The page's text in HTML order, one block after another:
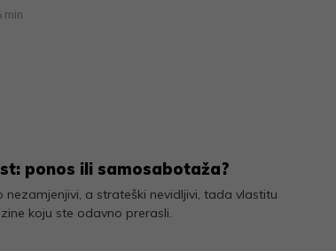
min
ponos ili samosabotaža?
a strateški nevidljivi, tada vlastitu
koju ste odavno prerasli.